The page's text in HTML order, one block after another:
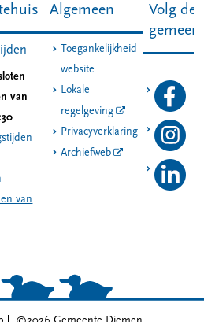
van
van
Algemeen
Toegankelijkheid
website
Lokale
regelgeving
Privacyverklaring
Archiefweb
Volg de